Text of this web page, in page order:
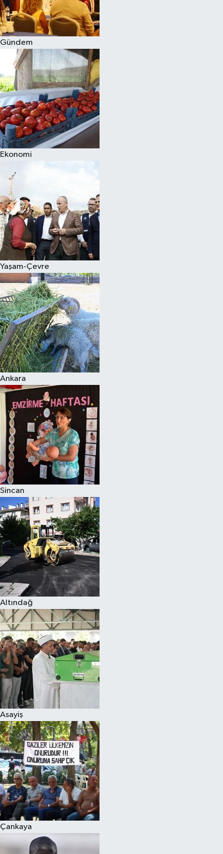
Gündem
Ekonomi
Yaşam-Çevre
Ankara
Sincan
Altındağ
Asayiş
Çankaya
Spor
Burç Yorumları
Çocuk
Eğitim
Hava Durumu
Kadın
Kültür Sanat
Sağlık
Siyaset
Teknoloji
Televizyon
Yaşam-Çevre